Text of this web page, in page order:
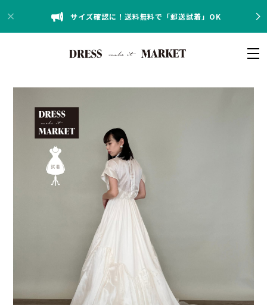
サイズ確認に！送料無料で「郵送試着」OK